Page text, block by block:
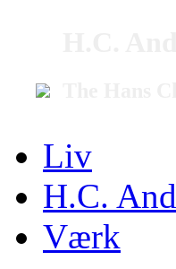
Liv
H.C.
Værk